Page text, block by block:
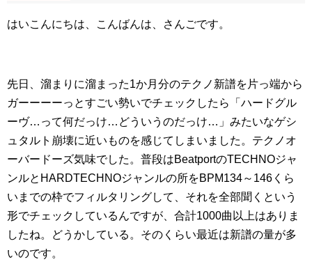
はいこんにちは、こんばんは、さんごです。
先日、溜まりに溜まった1か月分のテクノ新譜を片っ端から
ガーーーーっとすごい勢いでチェックしたら「ハードグル
ーヴ…って何だっけ…どういうのだっけ…」みたいなゲシ
ュタルト崩壊に近いものを感じてしまいました。テクノオ
ーバードーズ気味でした。普段はBeatportのTECHNOジャ
ンルとHARDTECHNOジャンルの所をBPM134～146くら
いまでの枠でフィルタリングして、それを全部聞くという
形でチェックしているんですが、合計1000曲以上はありま
したね。どうかしている。そのくらい最近は新譜の量が多
いのです。